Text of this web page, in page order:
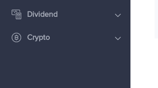
Dividend
Crypto